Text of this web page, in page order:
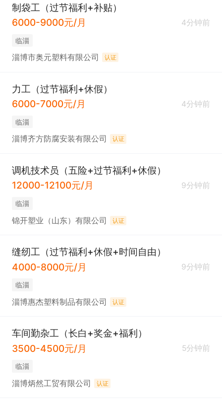
制袋工（过节福利+补贴）
6000-9000元/月
4分钟前
临淄
淄博市奥元塑料有限公司 认证
力工（过节福利+休假）
6000-7000元/月
4分钟前
临淄
淄博齐方防腐安装有限公司 认证
调机技术员（五险+过节福利+休假）
12000-12100元/月
9分钟前
临淄
锦开塑业（山东）有限公司 认证
缝纫工（过节福利+休假+时间自由）
4000-8000元/月
9分钟前
临淄
淄博惠杰塑料制品有限公司 认证
车间勤杂工（长白+奖金+福利）
3500-4500元/月
5分钟前
临淄
淄博炳然工贸有限公司 认证